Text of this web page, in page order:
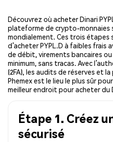
Découvrez où acheter Dinari
plateforme de crypto-monnaies
mondialement. Ces trois
d’acheter PYPL.D à faibles frais
de débit, virements bancaires
minimum, sans tracas. Avec
(2FA), les audits de réserves et
Phemex est le lieu le plus sûr
meilleur endroit pour acheter du
Étape 1. Créez
sécurisé